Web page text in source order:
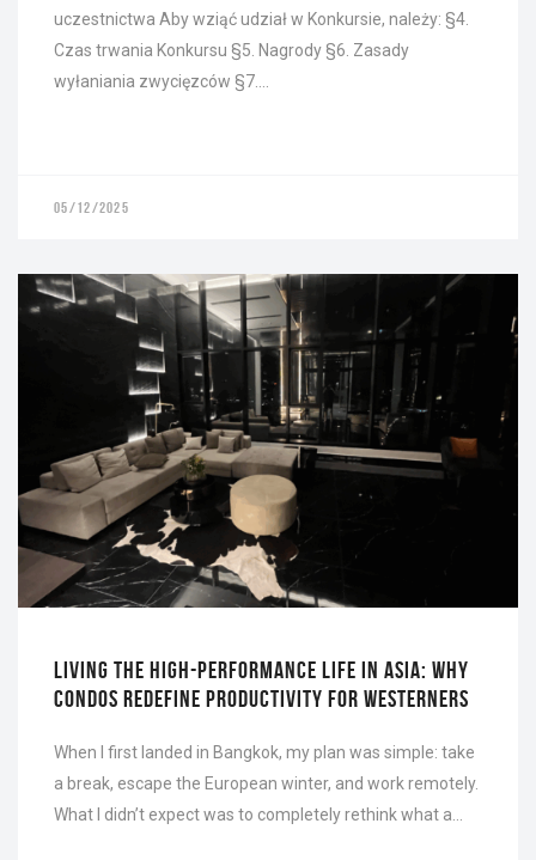
uczestnictwa Aby wziąć udział w Konkursie, należy: §4.
Czas trwania Konkursu §5. Nagrody §6. Zasady
wyłaniania zwycięzców §7….
05/12/2025
LIVING THE HIGH-PERFORMANCE LIFE IN ASIA: WHY
CONDOS REDEFINE PRODUCTIVITY FOR WESTERNERS
When I first landed in Bangkok, my plan was simple: take
a break, escape the European winter, and work remotely.
What I didn’t expect was to completely rethink what a…